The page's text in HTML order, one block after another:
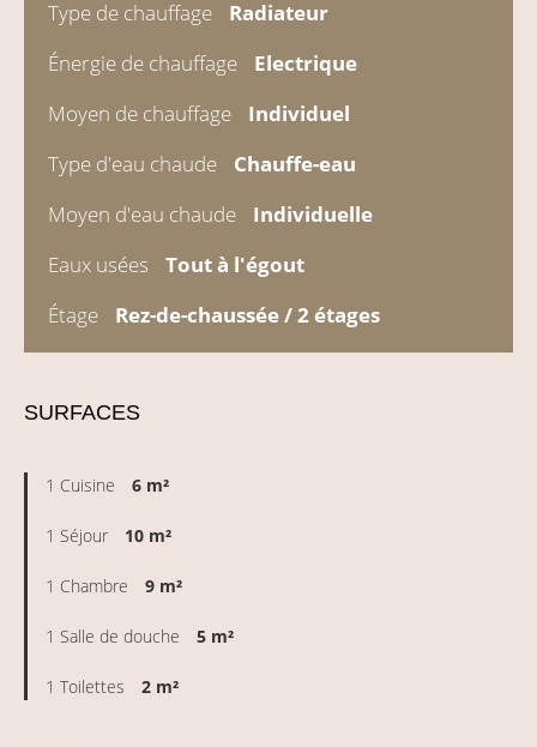
Type de chauffage
Radiateur
Énergie de chauffage
Electrique
Moyen de chauffage
Individuel
Type d'eau chaude
Chauffe-eau
Moyen d'eau chaude
Individuelle
Eaux usées
Tout à l'égout
Étage
Rez-de-chaussée / 2 étages
SURFACES
1 Cuisine 6 m²
1 Séjour 10 m²
1 Chambre 9 m²
1 Salle de douche 5 m²
1 Toilettes 2 m²